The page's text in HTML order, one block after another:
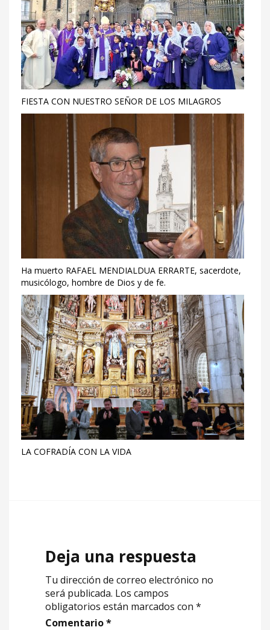
FIESTA CON NUESTRO SEÑOR DE LOS MILAGROS
Ha muerto RAFAEL MENDIALDUA ERRARTE, sacerdote,
musicólogo, hombre de Dios y de fe.
LA COFRADÍA CON LA VIDA
Deja una respuesta
Tu dirección de correo electrónico no
será publicada. Los campos
obligatorios están marcados con *
Comentario*